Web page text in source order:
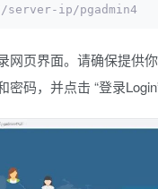
server-ip/pgadmin4
网页界面。请确保提供
码，并点击 “登录Login”